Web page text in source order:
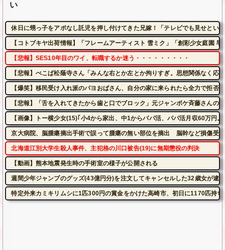
い
休日に甥っ子をアポなし託児を押し付けてきた兄嫁！「テレビでも見せと
【コトブキヤ出荷情報】「フレームアーティスト 雪ミク」「創彩少女庭園
【悲報】SES10年目のワイ、転職するか迷う・・・・・・・・・
【悲報】ぺこぱ松蔭寺さん「みんな右とか左とか拘りすぎ。思想関係なく応
【爆笑】移民受け入れ派のパヨおばさん、自分の家に来られたら全力で拒否
【悲報】「舌を入れてきたから歯と口でブロック」元ジャンポケ斉藤さんの
【画像】トー横少女(15)｢小4から家出、中1からパパ活、パパ活月収60万円。
京大病院、脳腫瘍摘出手術で誤って腫瘍の無い部位を摘出 脳幹など損傷受
北海道江別大学生殺人事件、主犯格の川口被告(19)に無期懲役の判決
【動画】熊本地震発生時の手術室の様子が公開される
週間少年ジャンプのグッズ(43億円分)を注文してキャンセルした32歳女が逮捕
特定外来カミキリムシに1匹300円の賞金をかけた高崎市、初日に1170匹持ち